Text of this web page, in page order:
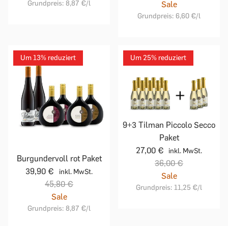
Grundpreis: 8,87 €/l
Sale
Grundpreis: 6,60 €/l
Um 13% reduziert
Burgundervoll rot Paket
39,90 €
inkl. MwSt.
45,80 €
Sale
Grundpreis: 8,87 €/l
Um 25% reduziert
9+3 Tilman Piccolo Secco
Paket
27,00 €
inkl. MwSt.
36,00 €
Sale
Grundpreis: 11,25 €/l